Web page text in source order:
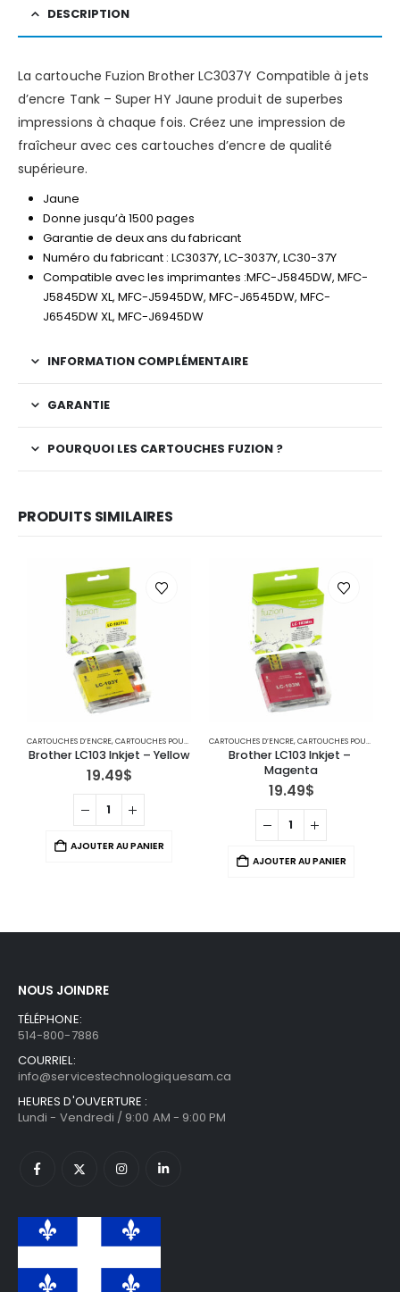
DESCRIPTION
La cartouche Fuzion Brother LC3037Y Compatible à jets
d’encre Tank – Super HY Jaune produit de superbes
impressions à chaque fois. Créez une impression de
fraîcheur avec ces cartouches d’encre de qualité
supérieure.
Jaune
Donne jusqu’à 1500 pages
Garantie de deux ans du fabricant
Numéro du fabricant : LC3037Y, LC-3037Y, LC30-37Y
Compatible avec les imprimantes :MFC-J5845DW, MFC-
J5845DW XL, MFC-J5945DW, MFC-J6545DW, MFC-
J6545DW XL, MFC-J6945DW
INFORMATION COMPLÉMENTAIRE
GARANTIE
POURQUOI LES CARTOUCHES FUZION ?
PRODUITS SIMILAIRES
CARTOUCHES D’ENCRE,CARTOUCHES POUR IMPRIMANTES BROTHER ,IMPRIMANTE JET D'ENCRE
Brother LC103 Inkjet – Yellow
19.49$
AJOUTER AU PANIER
CARTOUCHES D’ENCRE,CARTOUCHES POUR IMPRIMANTES BROTHER
Brother LC103 Inkjet –
Magenta
19.49$
AJOUTER AU PANIER
NOUS JOINDRE
TÉLÉPHONE:
514-800-7886
COURRIEL:
info@servicestechnologiquesam.ca
HEURES D'OUVERTURE :
Lundi - Vendredi / 9:00 AM - 9:00 PM